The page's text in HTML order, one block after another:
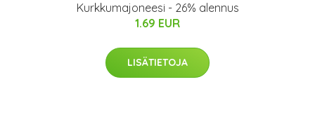
Kurkkumajoneesi - 26% alennus
1.69 EUR
LISÄTIETOJA